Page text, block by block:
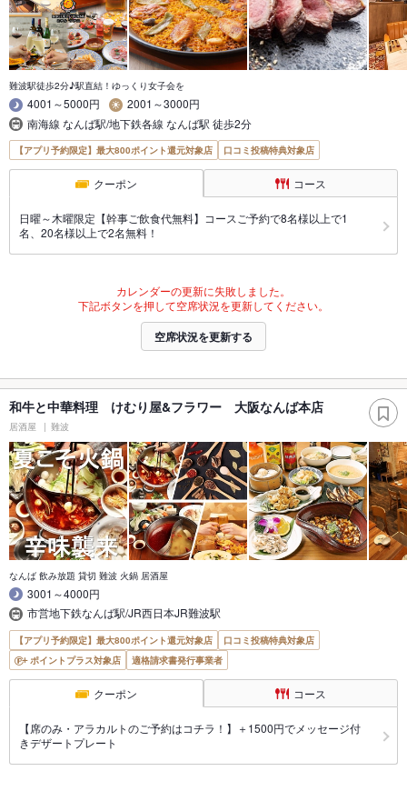
難波駅徒歩2分♪駅直結！ゆっくり女子会を
4001～5000円
2001～3000円
南海線 なんば駅/地下鉄各線 なんば駅 徒歩2分
【アプリ予約限定】最大800ポイント還元対象店 口コミ投稿特典対象店
クーポン コース
日曜～木曜限定【幹事ご飲食代無料】コースご予約で8名様以上で1
名、20名様以上で2名無料！
カレンダーの更新に失敗しました。
下記ボタンを押して空席状況を更新してください。
空席状況を更新する
和牛と中華料理 けむり屋&フラワー 大阪なんば本店
居酒屋 難波
なんば 飲み放題 貸切 難波 火鍋 居酒屋
3001～4000円
市営地下鉄なんば駅/JR西日本JR難波駅
【アプリ予約限定】最大800ポイント還元対象店
口コミ投稿特典対象店
ポイントプラス対象店
適格請求書発行事業者
クーポン コース
【席のみ・アラカルトのご予約はコチラ！】＋1500円でメッセージ付
きデザートプレート